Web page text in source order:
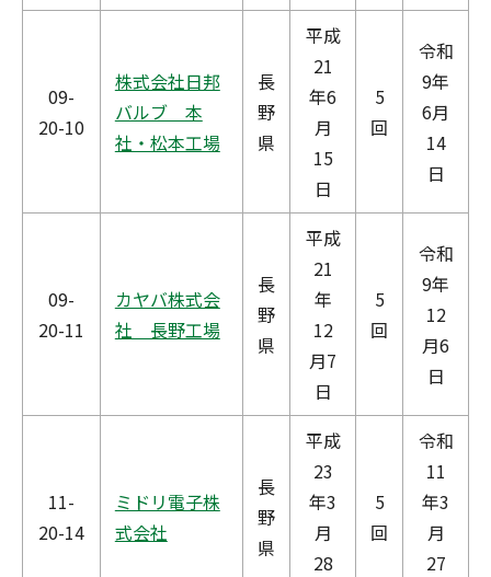
09-
20-10
株式会社日邦
バルブ 本
社・松本工場
長
野
県
平成
21
年6
月
15
日
5
回
令和
9年
6月
14
日
09-
20-11
カヤバ株式会
社 長野工場
長
野
県
平成
21
年
12
月7
日
5
回
令和
9年
12
月6
日
11-
20-14
ミドリ電子株
式会社
長
野
県
平成
23
年3
月
28
5
回
令和
11
年3
月
27